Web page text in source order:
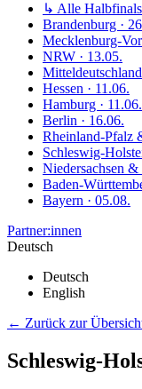
↳ Alle Halbfinals
Brandenburg ·
Mecklenburg-
NRW · 13.05.
Hessen · 11.06.
Hamburg · 11.06.
Berlin · 16.06.
Rheinland-Pfalz
Schleswig-
Niedersachsen &
Baden-
Bayern · 05.08.
Partner:innen
Deutsch
Deutsch
English
← Zurück zur
Schleswig-